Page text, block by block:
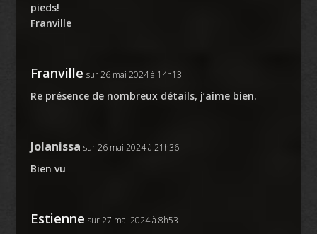
pieds!
Franville
Franville sur 26 mai 2024 à 14h13
Re présence de nombreux détails, j’aime bien.
Jolanissa sur 26 mai 2024 à 21h36
Bien vu
Estienne sur 27 mai 2024 à 8h53